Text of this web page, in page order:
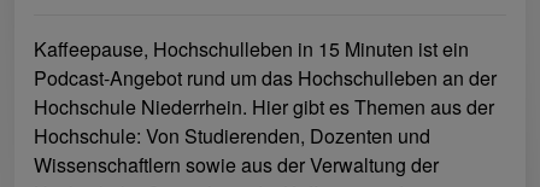
Kaffeepause, Hochschulleben in 15 Minuten ist ein
Podcast-Angebot rund um das Hochschulleben an der
Hochschule Niederrhein. Hier gibt es Themen aus der
Hochschule: Von Studierenden, Dozenten und
Wissenschaftlern sowie aus der Verwaltung der